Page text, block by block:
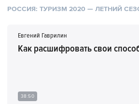
РОССИЯ: ТУРИЗМ 2020 — ЛЕТНИЙ
Евгений Гаврилин
Как расшифровать свои
38:50